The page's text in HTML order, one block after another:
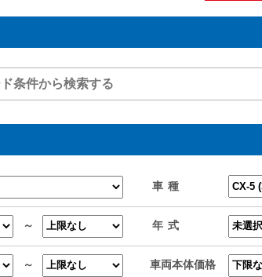
車種
～ 年式
～ 車両本体価格